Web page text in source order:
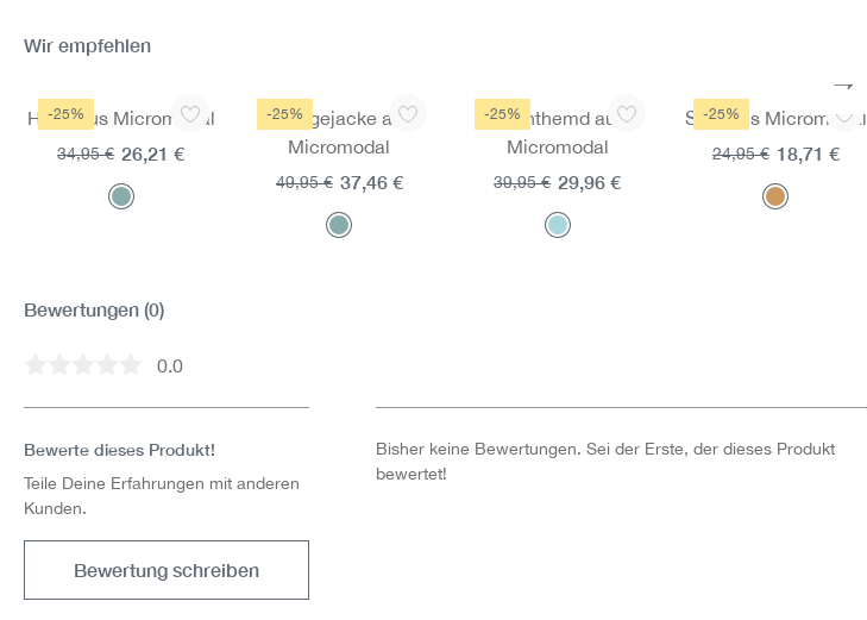
Wir empfehlen
Produktgalerie überspringen
-25%
Hose aus Micromodal
26,21 €
34,95 €
-25%
Loungejacke aus
Micromodal
37,46 €
49,95 €
-25%
Nachthemd aus
Micromodal
29,96 €
39,95 €
-25%
Shirt aus Micromodal
18,71 €
24,95 €
Bewertungen (0)
Durchschnittliche Bewertung von 0 von 5 Sternen
0.0
Bewerte dieses Produkt!
Teile Deine Erfahrungen mit anderen
Kunden.
Bewertung schreiben
Bisher keine Bewertungen. Sei der Erste, der dieses Produkt
bewertet!